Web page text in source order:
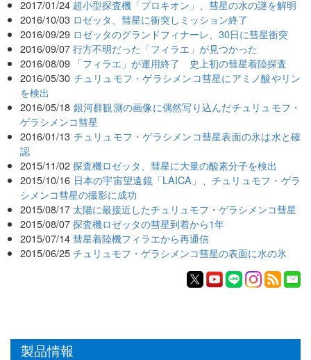
2017/01/24 超小型探査機「プロキオン」、彗星の水の謎を解明
2016/10/03 ロゼッタ、彗星に衝突しミッション終了
2016/09/29 ロゼッタのグランドフィナーレ、30日に彗星衝突
2016/09/07 行方不明だった「フィラエ」が見つかった
2016/08/09 「フィラエ」が運用終了 史上初の彗星着陸探査
2016/05/30 チュリュモフ・ゲラシメンコ彗星にアミノ酸やリン
を検出
2016/05/18 銀河群観測の画像に偶然写り込んだチュリュモフ・
ゲラシメンコ彗星
2016/01/13 チュリュモフ・ゲラシメンコ彗星表面の氷は水と確
認
2015/11/02 探査機ロゼッタ、彗星に大量の酸素分子を検出
2015/10/16 日本の宇宙望遠鏡「LAICA」、チュリュモフ・ゲラ
シメンコ彗星の撮影に成功
2015/08/17 太陽に最接近したチュリュモフ・ゲラシメンコ彗星
2015/08/07 探査機ロゼッタの彗星到着から1年
2015/07/14 彗星着陸機フィラエから再通信
2015/06/25 チュリュモフ・ゲラシメンコ彗星の表面に水の氷
製品情報